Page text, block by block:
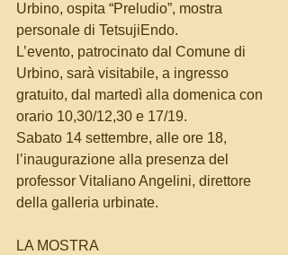
Urbino, ospita “Preludio”, mostra
personale di TetsujiEndo.
L’evento, patrocinato dal Comune di
Urbino, sarà visitabile, a ingresso
gratuito, dal martedì alla domenica con
orario 10,30/12,30 e 17/19.
Sabato 14 settembre, alle ore 18,
l’inaugurazione alla presenza del
professor Vitaliano Angelini, direttore
della galleria urbinate.
LA MOSTRA